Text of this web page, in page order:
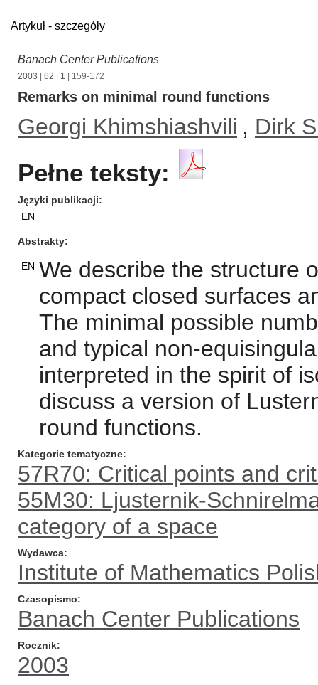
Artykuł - szczegóły
Banach Center Publications
2003 62 1 | 159-172
Remarks on minimal round functions
Georgi Khimshiashvili , Dirk
Pełne teksty:
Języki publikacji
EN
Abstrakty
EN We describe the structure
compact closed surfaces
The minimal possible
and typical non-
interpreted in the spirit of
discuss a version of
round functions.
Kategorie tematyczne
57R70: Critical points and
55M30: Ljusternik-
category of a space
Wydawca
Institute of Mathematics
Czasopismo
Banach Center Publications
Rocznik
2003